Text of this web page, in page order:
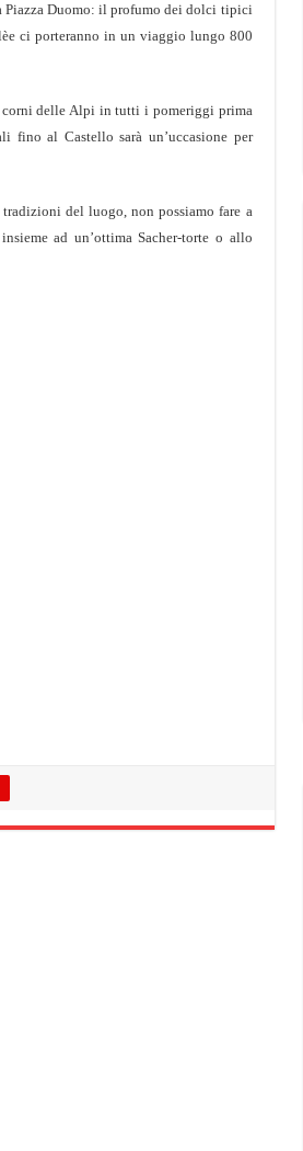
Piazza Duomo: il profumo dei dolci tipici
ci porteranno in un viaggio lungo 800
delle Alpi in tutti i pomeriggi prima
fino al Castello sarà un’uccasione per
del luogo, non possiamo fare a
ad un’ottima Sacher-torte o allo